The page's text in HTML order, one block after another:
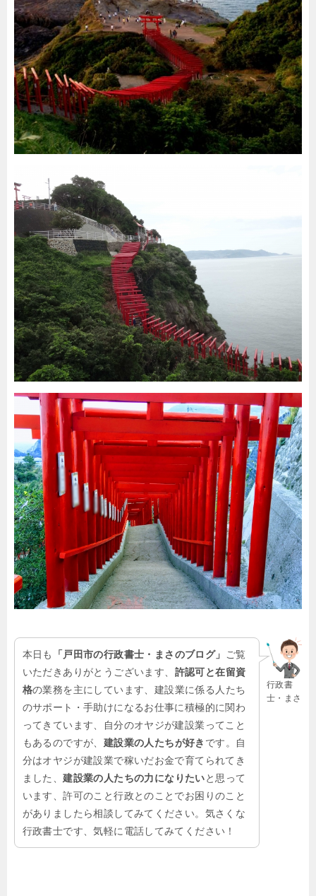
行政書
士・まさ
本日も 「戸田市の行政書士・まさのブログ」
ご覧
いただきありがとうございます、 許認可と在留資
格の業務を主にしています、建設業に係る人たち
のサポート・手助けになるお仕事に積極的に関わ
ってきています、自分のオヤジが建設業ってこと
もあるのですが、 建設業の人たちが好き です。自
分はオヤジが建設業で稼いだお金で育てられてき
ました、建設業の人たちの力になりたいと思って
います、許可のこと行政とのことでお困りのこと
がありましたら相談してみてください。気さくな
行政書士です、気軽に電話してみてください！